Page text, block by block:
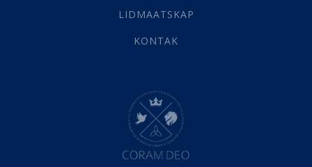
Werk(22)
(142)
Hemel (31)
Israel (14)
Millennium(1)
Oordeelsdag(19)
LIDMAATSKAP
KONTAK